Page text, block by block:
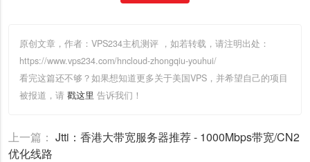
原创文章，作者：VPS234主机测评 ，如若转载，请注明出处：
https://www.vps234.com/hncloud-zhongqiu-youhui/
看完这篇还不够？如果想知道更多关于美国VPS，并希望自己的项目
被报道，请 戳这里 告诉我们！
上一篇： Jtti：香港大带宽服务器推荐 - 1000Mbps带宽/CN2
优化线路